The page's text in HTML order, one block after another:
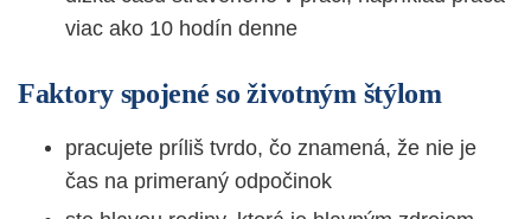
viac ako 10 hodín denne
Faktory spojené so životným štýlom
pracujete príliš tvrdo, čo znamená, že nie je
čas na primeraný odpočinok